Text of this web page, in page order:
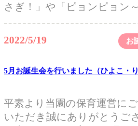
さぎ！」や「ピョンピョン
2022/5/19 お
5月お誕生会を行いました（ひよこ・
平素より当園の保育運営に
いただき誠にありがとうご